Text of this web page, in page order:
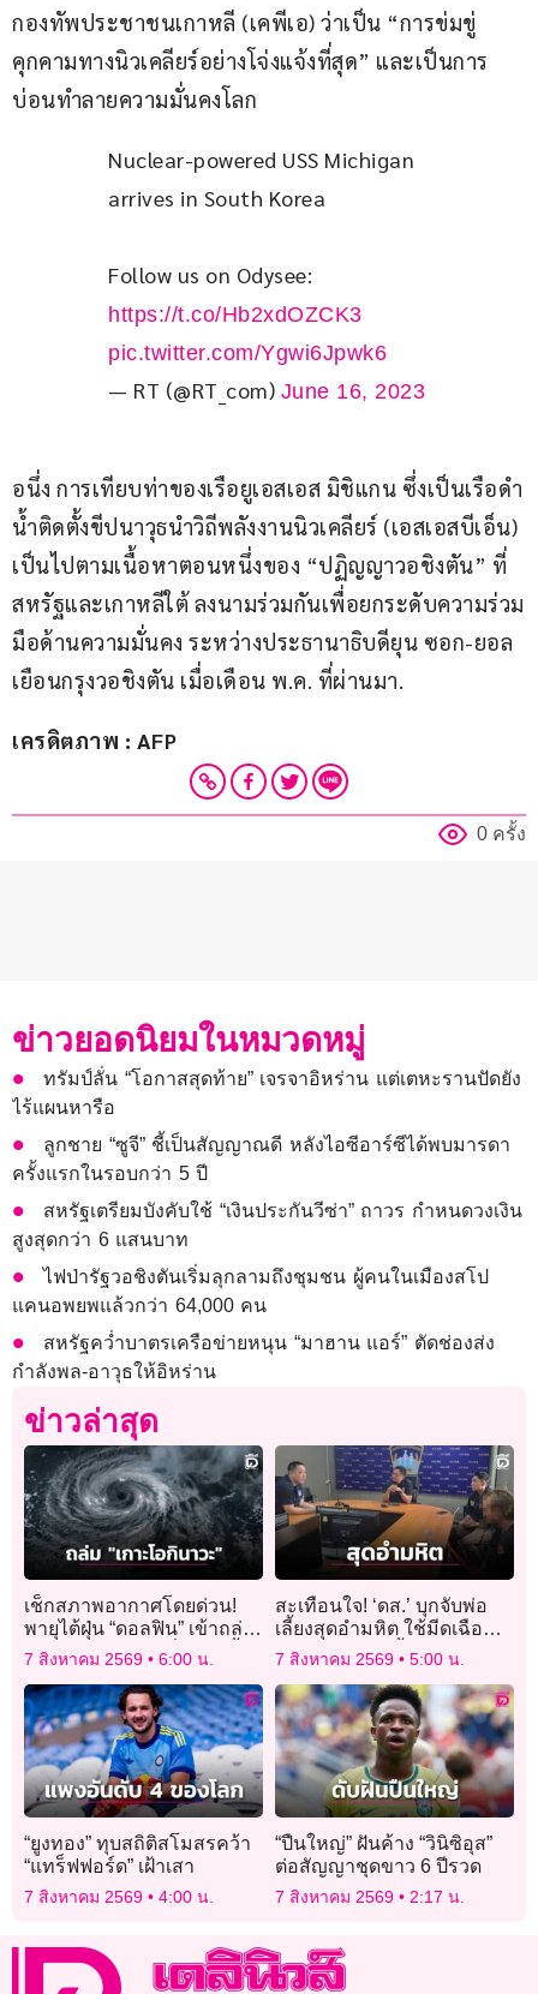
กองทัพประชาชนเกาหลี (เคพีเอ) ว่าเป็น “การข่มขู่
คุกคามทางนิวเคลียร์อย่างโจ่งแจ้งที่สุด” และเป็นการ
บ่อนทำลายความมั่นคงโลก
Nuclear-powered USS Michigan
arrives in South Korea
Follow us on Odysee:
https://t.co/Hb2xdOZCK3
pic.twitter.com/Ygwi6Jpwk6
— RT (@RT_com) June 16, 2023
อนึ่ง การเทียบท่าของเรือยูเอสเอส มิชิแกน ซึ่งเป็นเรือดำ
น้ำติดตั้งขีปนาวุธนำวิถีพลังงานนิวเคลียร์ (เอสเอสบีเอ็น)
เป็นไปตามเนื้อหาตอนหนึ่งของ “ปฏิญญาวอชิงตัน” ที่
สหรัฐและเกาหลีใต้ ลงนามร่วมกันเพื่อยกระดับความร่วม
มือด้านความมั่นคง ระหว่างประธานาธิบดียุน ซอก-ยอล
เยือนกรุงวอชิงตัน เมื่อเดือน พ.ค. ที่ผ่านมา.
เครดิตภาพ : AFP
0 ครั้ง
ข่าวยอดนิยมในหมวดหมู่
ทรัมป์ลั่น “โอกาสสุดท้าย” เจรจาอิหร่าน แต่เตหะรานปัดยัง
ไร้แผนหารือ
ลูกชาย “ซูจี” ชี้เป็นสัญญาณดี หลังไอซีอาร์ซีได้พบมารดา
ครั้งแรกในรอบกว่า 5 ปี
สหรัฐเตรียมบังคับใช้ “เงินประกันวีซ่า” ถาวร กำหนดวงเงิน
สูงสุดกว่า 6 แสนบาท
ไฟป่ารัฐวอชิงตันเริ่มลุกลามถึงชุมชน ผู้คนในเมืองสโป
แคนอพยพแล้วกว่า 64,000 คน
สหรัฐคว่ำบาตรเครือข่ายหนุน “มาฮาน แอร์” ตัดช่องส่ง
กำลังพล-อาวุธให้อิหร่าน
ข่าวล่าสุด
เช็กสภาพอากาศโดยด่วน!
พายุไต้ฝุ่น “ดอลฟิน” เข้าถล่ม
“เกาะโอกินาวะ” ญี่ปุ่นวันนี้
7 สิงหาคม 2569 6:00 น.
สะเทือนใจ! ‘ดส.’ บุกจับพ่อ
เลี้ยงสุดอํามหิต ใช้มีดเฉือน
อวัยวะเพศลูกเลี้ยงวัย 3 ขวบ
7 สิงหาคม 2569 5:00 น.
“ยูงทอง” ทุบสถิติสโมสรคว้า
“แทร็ฟฟอร์ด” เฝ้าเสา
7 สิงหาคม 2569 4:00 น.
“ปืนใหญ่” ฝันค้าง “วินิซิอุส”
ต่อสัญญาชุดขาว 6 ปีรวด
7 สิงหาคม 2569 2:17 น.